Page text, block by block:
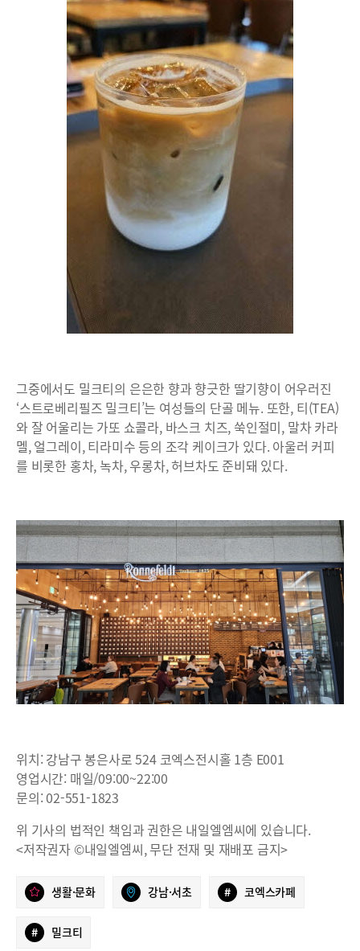
그중에서도 밀크티의 은은한 향과 향긋한 딸기향이 어우러진
‘스트로베리필즈 밀크티’는 여성들의 단골 메뉴. 또한, 티(TEA)
와 잘 어울리는 가또 쇼콜라, 바스크 치즈, 쑥인절미, 말차 카라
멜, 얼그레이, 티라미수 등의 조각 케이크가 있다. 아울러 커피
를 비롯한 홍차, 녹차, 우롱차, 허브차도 준비돼 있다.
위치: 강남구 봉은사로 524 코엑스전시홀 1층 E001
영업시간: 매일/09:00~22:00
문의: 02-551-1823
위 기사의 법적인 책임과 권한은 내일엘엠씨에 있습니다.
<저작권자 ©내일엘엠씨, 무단 전재 및 재배포 금지>
생활·문화 강남·서초 # 코엑스카페
# 밀크티